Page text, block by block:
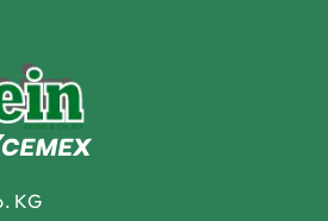
Deutschland AG
KG